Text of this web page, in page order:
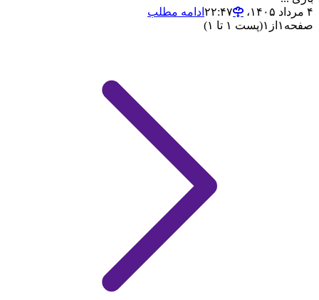
۴ مرداد ۱۴۰۵،‏ ۲۲:۴۷
ادامه مطلب
صفحه ۱ از ۱(پست ۱ تا ۱)